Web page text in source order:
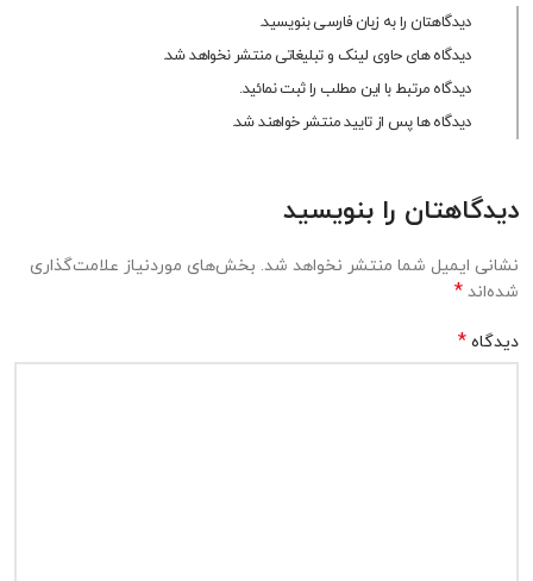
دیدگاهتان را به زبان فارسی بنویسید.
دیدگاه های حاوی لینک و تبلیغاتی منتشر نخواهد شد.
دیدگاه مرتبط با این مطلب را ثبت نمائید.
دیدگاه ها پس از تایید منتشر خواهند شد.
دیدگاهتان را بنویسید
نشانی ایمیل شما منتشر نخواهد شد. بخش‌های موردنیاز علامت‌گذاری
شده‌اند *
دیدگاه *